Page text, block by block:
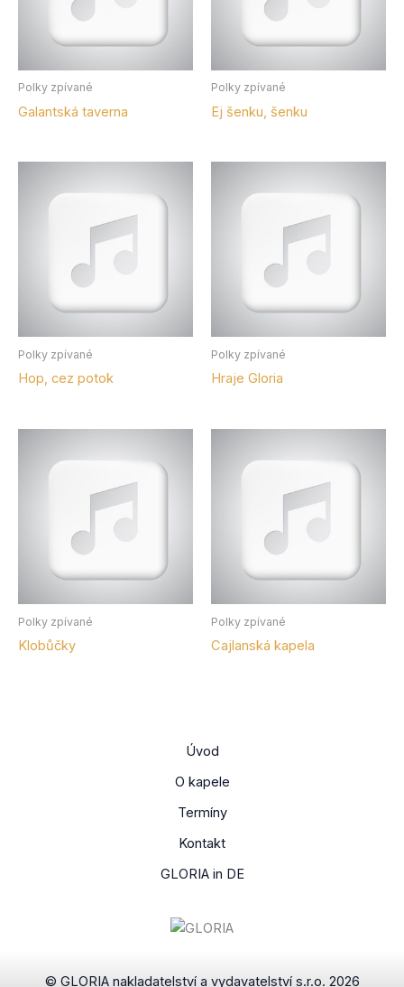
Polky zpívané
Galantská taverna
Polky zpívané
Ej šenku, šenku
Polky zpívané
Hop, cez potok
Polky zpívané
Hraje Gloria
Polky zpívané
Klobůčky
Polky zpívané
Cajlanská kapela
Úvod
O kapele
Termíny
Kontakt
GLORIA in DE
© GLORIA nakladatelství a vydavatelství s.r.o. 2026